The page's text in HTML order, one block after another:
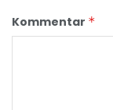
Kommentar *